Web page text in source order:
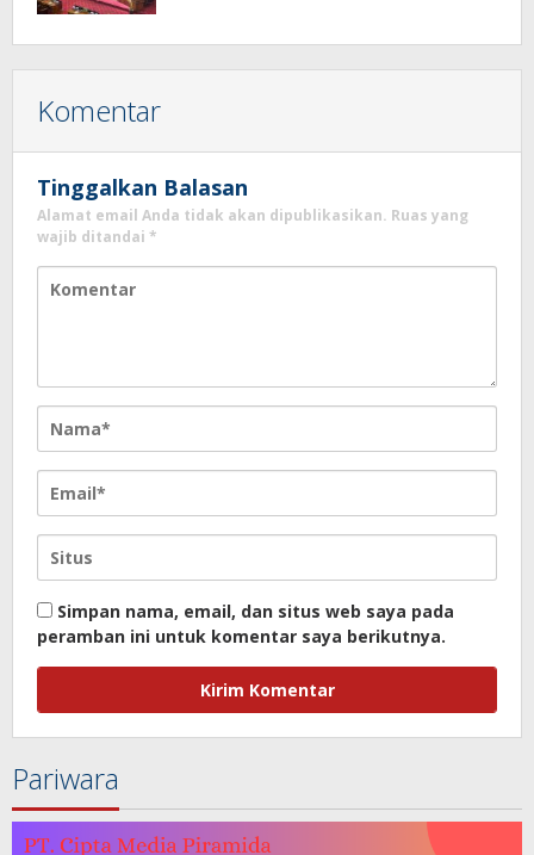
Komentar
Tinggalkan Balasan
Alamat email Anda tidak akan dipublikasikan. Ruas yang
wajib ditandai *
Simpan nama, email, dan situs web saya pada
peramban ini untuk komentar saya berikutnya.
Pariwara